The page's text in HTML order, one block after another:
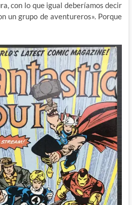
con lo que igual deberíamos decir
un grupo de aventureros». Porque